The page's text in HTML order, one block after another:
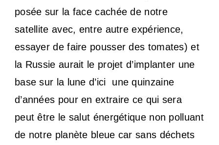
posée sur la face cachée de notre
satellite avec, entre autre expérience,
essayer de faire pousser des tomates) et
la Russie aurait le projet d’implanter une
base sur la lune d’ici
une quinzaine
d’années pour en extraire ce qui sera
peut être le salut énergétique non polluant
de notre planète bleue car sans déchets